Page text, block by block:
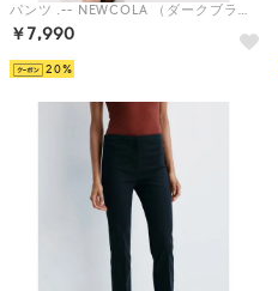
パンツ .-- NEWCOLA （ダークブラウン）
￥7,990
20